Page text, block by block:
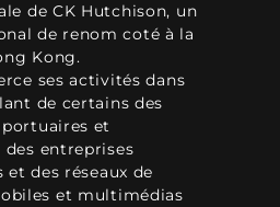
de CK Hutchison, un
de renom coté à la
Kong.
ses activités dans
de certains des
et
entreprises
des réseaux de
et multimédias